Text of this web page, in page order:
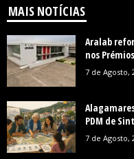
MAIS NOTÍCIAS
Aralab
nos
7 de Agosto,
PDM de
7 de Agosto,